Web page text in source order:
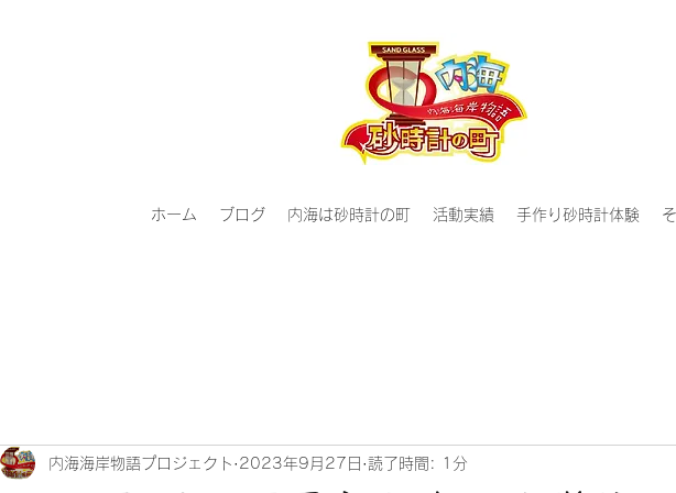
ホーム ブログ 内海は砂時計の町 活動実績 手作り砂時計体験
内海海岸物語プロジェクト 2023年9月27日 読了時間: 1分